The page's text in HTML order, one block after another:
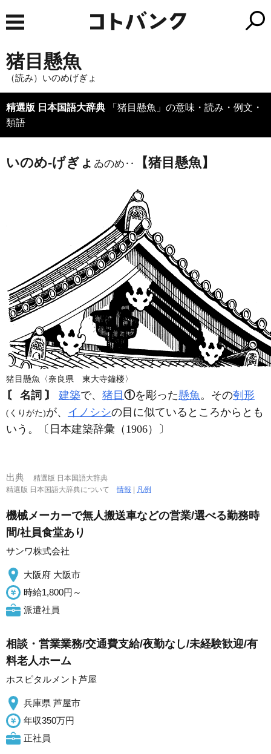
猪目懸魚
（読み）いのめげぎょ
精選版 日本国語大辞典 「猪目懸魚」の意味・読み・例文・
類語
いのめ‐げぎょ ゐのめ‥ 【猪目懸魚】
猪目懸魚〈奈良県 東大寺鐘楼〉
〘 名詞 〙 建築で、 猪目 ①を彫った懸魚。その刳形
(くりがた)が、 イノシシの目に似ているところからとも
いう。〔日本建築辞彙（1906）〕
出典
精選版 日本国語大辞典
精選版 日本国語大辞典について情報 凡例
機械メーカーで無人搬送車などの営業/選べる勤務時
間/社員食堂あり
サンワ株式会社
大阪府 大阪市
時給1,800円～
派遣社員
相談・営業業務/交通費支給/夜勤なし/未経験歓迎/有
料老人ホーム
ホスピタルメント芦屋
兵庫県 芦屋市
年収350万円
正社員